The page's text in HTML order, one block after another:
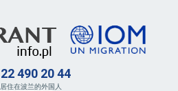
490 20 44
住在波兰的外国人